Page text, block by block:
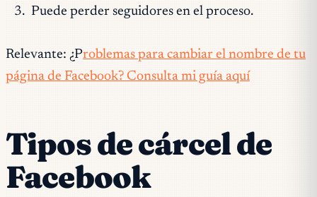
Puede perder seguidores en el proceso.
Relevante: ¿Problemas para cambiar el nombre de tu
página de Facebook? Consulta mi guía aquí
Tipos de cárcel de
Facebook